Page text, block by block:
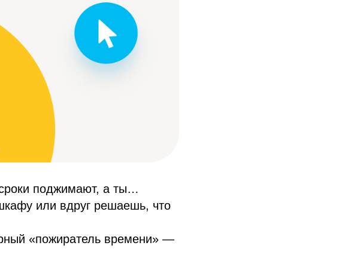
поджимают, а ты…
или вдруг решаешь, что
«пожиратель времени» —